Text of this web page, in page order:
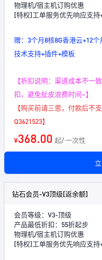
物理机/宿主机订购优惠
[特权]工单服务优先响应支持
赠：3个月8核8G香港云+12
技术支持+插件+模板
【折扣说明：渠道成本不一
扣，避免扯皮浪费时间~】
【购买前请三思，付款后不
Q3621523】
¥368.00 起/ 一次性
钻石会员-V3顶级[返余额]
会员等级：V3-顶级
产品最低折扣：55折起步
物理机/宿主机订购优惠
[特权]工单服务优先响应支持